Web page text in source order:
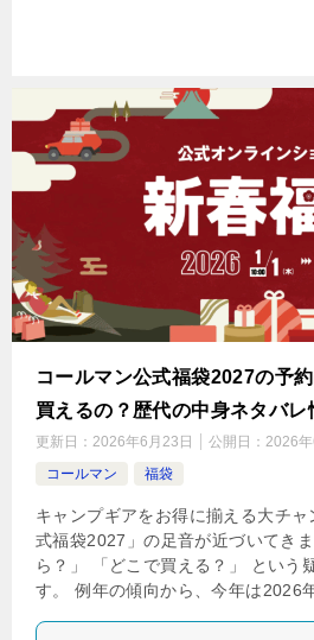
コールマン公式福袋2027の予
買えるの？歴代の中身ネタバレ
更新日： 2026年6月23日 公開日： 2026年
コールマン
福袋
キャンプギアをお得に揃える大チ
式福袋2027」の足音が近づいてき
ら？」 「どこで買える？」 という
す。 例年の傾向から、今年は